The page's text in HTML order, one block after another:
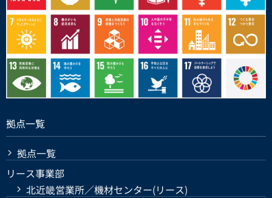
拠点一覧
拠点一覧
リース事業部
北近畿営業所／機材センター(リース)